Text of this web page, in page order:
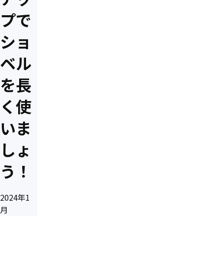
プで
ショ
ベル
を長
く使
いま
しょ
う！
2024年1
月